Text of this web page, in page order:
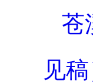
苍
见稿